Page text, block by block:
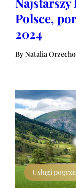
Polsce,
2024
By Natalia
Usługi